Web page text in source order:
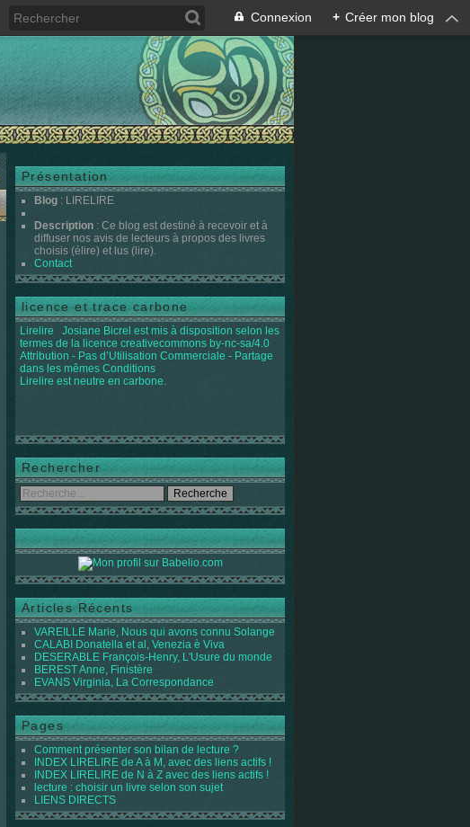
Connexion + Créer mon blog
Présentation
Blog : LIRELIRE
Description : Ce blog est destiné à recevoir et à
diffuser nos avis de lecteurs à propos des livres
choisis (élire) et lus (lire).
Contact
licence et trace carbone
Lirelire Josiane Bicrel est mis à disposition selon les
termes de la licence creativecommons by-nc-sa/4.0
Attribution - Pas d’Utilisation Commerciale - Partage
dans les mêmes Conditions
Lirelire est neutre en carbone.
Rechercher
Articles Récents
VAREILLE Marie, Nous qui avons connu Solange
CALABI Donatella et al, Venezia è Viva
DESERABLE François-Henry, L'Usure du monde
BEREST Anne, Finistère
EVANS Virginia, La Correspondance
Pages
Comment présenter son bilan de lecture ?
INDEX LIRELIRE de A à M, avec des liens actifs !
INDEX LIRELIRE de N à Z avec des liens actifs !
lecture : choisir un livre selon son sujet
LIENS DIRECTS